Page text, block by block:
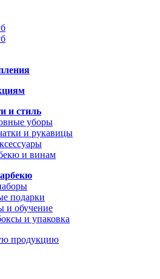
и стиль
уборы
и рукавицы
и винам
подарки
и обучение
и упаковка
продукцию